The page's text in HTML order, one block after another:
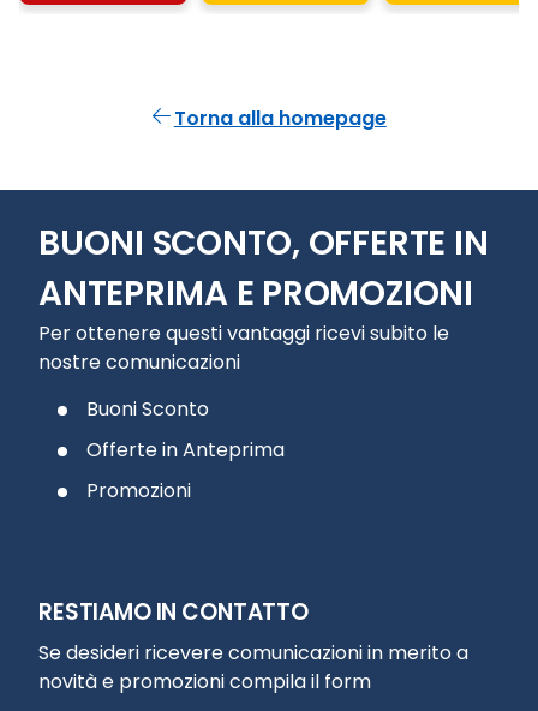
Torna alla homepage
BUONI SCONTO, OFFERTE IN
ANTEPRIMA E PROMOZIONI
Per ottenere questi vantaggi ricevi subito le
nostre comunicazioni
Buoni Sconto
Offerte in Anteprima
Promozioni
RESTIAMO IN CONTATTO
Se desideri ricevere comunicazioni in merito a
novità e promozioni compila il form